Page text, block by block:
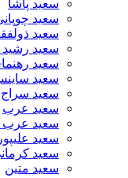
سعید پاشا
سعید
سعید
سعید رشید
سعید
سعید
سعید سراج
سعید عرب
سعید عرب
سعید
سعید
سعید متین